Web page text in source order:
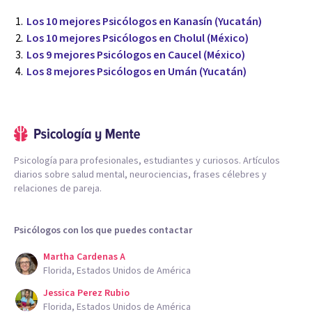
Los 10 mejores Psicólogos en Kanasín (Yucatán)
Los 10 mejores Psicólogos en Cholul (México)
Los 9 mejores Psicólogos en Caucel (México)
Los 8 mejores Psicólogos en Umán (Yucatán)
Psicología para profesionales, estudiantes y curiosos. Artículos
diarios sobre salud mental, neurociencias, frases célebres y
relaciones de pareja.
Psicólogos con los que puedes contactar
Martha Cardenas A
Florida, Estados Unidos de América
Jessica Perez Rubio
Florida, Estados Unidos de América